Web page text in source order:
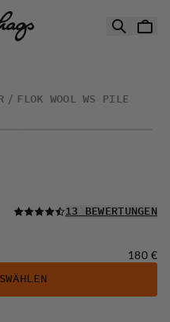
FLOK WOOL WS PILE
LESEN SIE ALLE
13 BEWERTUNGEN
Preis:
180 €